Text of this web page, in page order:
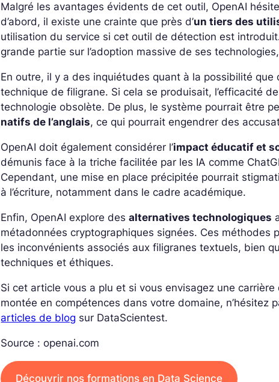
Malgré les avantages évidents de cet outil, OpenAI
d’abord, il existe une crainte que près d’un tiers des
utilisation du service si cet outil de détection est
grande partie sur l’adoption massive de ses
En outre, il y a des inquiétudes quant à la possibilité
technique de filigrane. Si cela se produisait, l’efficacité
technologie obsolète. De plus, le système pourrait être
natifs de l’anglais, ce qui pourrait engendrer des
OpenAI doit également considérer l’impact éducatif et
démunis face à la triche facilitée par les IA comme
Cependant, une mise en place précipitée pourrait
à l’écriture, notamment dans le cadre académique.
Enfin, OpenAI explore desalternatives technologiques
métadonnées cryptographiques signées. Ces
les inconvénients associés aux filigranes textuels, bien
techniques et éthiques.
Si cet article vous a plu et si vous envisagez une
montée en compétences dans votre domaine, n’hésitez
articles de blog sur DataScientest.
Source : openai.com
Découvrir nos formations en Data Science